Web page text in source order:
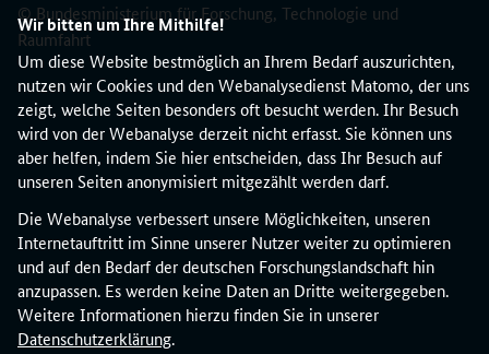
Wir bitten um Ihre Mithilfe!
Um diese Website bestmöglich an Ihrem Bedarf auszurichten,
nutzen wir Cookies und den Webanalysedienst Matomo, der uns
zeigt, welche Seiten besonders oft besucht werden. Ihr Besuch
wird von der Webanalyse derzeit nicht erfasst. Sie können uns
aber helfen, indem Sie hier entscheiden, dass Ihr Besuch auf
unseren Seiten anonymisiert mitgezählt werden darf.
Die Webanalyse verbessert unsere Möglichkeiten, unseren
Internetauftritt im Sinne unserer Nutzer weiter zu optimieren
und auf den Bedarf der deutschen Forschungslandschaft hin
anzupassen. Es werden keine Daten an Dritte weitergegeben.
Weitere Informationen hierzu finden Sie in unserer
Datenschutzerklärung.
© Bundesministerium für Forschung, Technologie und
Raumfahrt